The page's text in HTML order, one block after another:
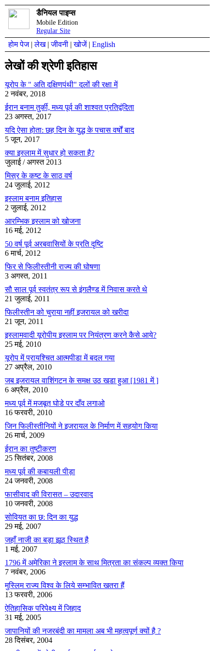
डैनियल पाइप्स
Mobile Edition
Regular Site
होम पेज|लेख|जीवनी |खोजें| English
लेखों की श्रेणी इतिहास
यूरोप के " अति दक्षिणपंथी" दलों की रक्षा में
2 नवंबर, 2018
ईरान बनाम तुर्की, मध्य पूर्व की शाश्वत प्रतिद्वंदिता
23 अगस्त, 2017
यदि ऐसा होता: छह दिन के युद्ध के पचास वर्षों बाद
5 जून, 2017
क्या इस्लाम में सुधार हो सकता है?
जुलाई / अगस्त 2013
मिस्र के कष्ट के साठ वर्ष
24 जुलाई, 2012
इस्लाम बनाम इतिहास
2 जुलाई, 2012
आरम्भिक इस्लाम को खोजना
16 मई, 2012
50 वर्ष पूर्व अरबवासियों के प्रति दृष्टि
6 मार्च, 2012
फिर से फिलीस्तीनी राज्य की घोषणा
3 अगस्त, 2011
सौ साल पूर्व स्वतंत्र रूप से इंगलैण्ड में निवास करते थे
21 जुलाई, 2011
फिलीस्तीन को चुराया नहीं इजरायल को खरीदा
21 जून, 2011
इस्लामवादी यूरोपीय इस्लाम पर नियंत्रण करने कैसे आये?
25 मई, 2010
यूरोप में प्रायश्चित आत्मपीडा में बदल गया
27 अप्रैल, 2010
जब इजरायल वाशिंगटन के समक्ष उठ खडा हुआ [1981 में ]
6 अप्रैल, 2010
मध्य पूर्व में मजबूत घोडे पर दाँव लगाओ
16 फरवरी, 2010
जिन फिलीस्तीनियों ने इजरायल के निर्माण में सहयोग किया
26 मार्च, 2009
ईरान का तुष्टीकरण
25 सितंबर, 2008
मध्य पूर्व की कबायली पीड़ा
24 जनवरी, 2008
फासीवाद की विरासत – उदारवाद
10 जनवरी, 2008
सोवियत का छ: दिन का युद्ध
29 मई, 2007
जहाँ नाजी का बड़ा झूठ स्थित है
1 मई, 2007
1796 में अमेरिका ने इस्लाम के साथ मित्रता का संकल्प व्यक्त किया
7 नवंबर, 2006
मुस्लिम राज्य विश्व के लिये सम्भावित खतरा हैं
13 फरवरी, 2006
ऐतिहासिक परिपेक्ष्य में जिहाद
31 मई, 2005
जापानियों की नजरबंदी का मामला अब भी महत्वपूर्ण क्यों है ?
28 दिसंबर, 2004